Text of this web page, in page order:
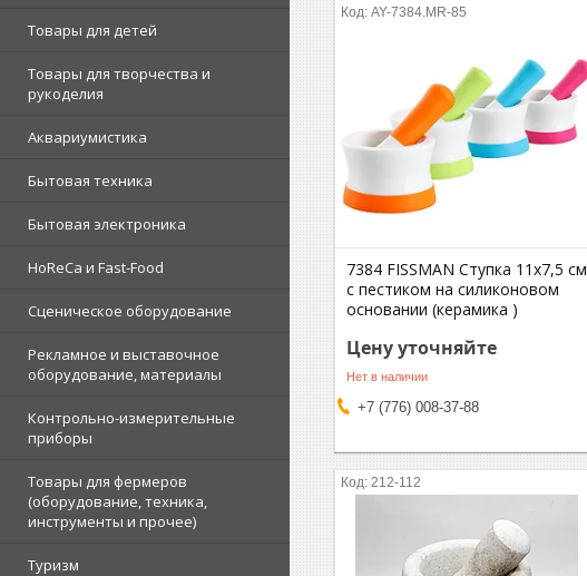
Товары для детей
Товары для творчества и
рукоделия
Аквариумистика
Бытовая техника
Бытовая электроника
HoReCa и Fast-Food
Сценическое оборудование
Рекламное и выставочное
оборудование, материалы
Контрольно-измерительные
приборы
Товары для фермеров
(оборудование, техника,
инструменты и прочее)
Туризм
AY-7384.MR-85
7384 FISSMAN Ступка 11x7,5 см
с пестиком на силиконовом
основании (керамика )
Цену уточняйте
Нет в наличии
+7 (776) 008-37-88
212-112